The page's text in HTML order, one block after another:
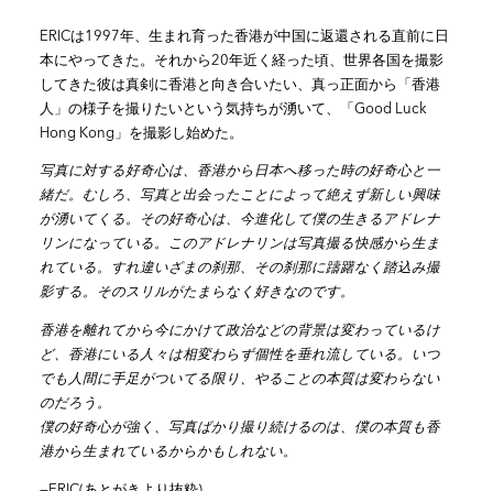
ERICは1997年、生まれ育った香港が中国に返還される直前に日
本にやってきた。それから20年近く経った頃、世界各国を撮影
してきた彼は真剣に香港と向き合いたい、真っ正面から「香港
人」の様子を撮りたいという気持ちが湧いて、「Good Luck
Hong Kong」を撮影し始めた。
写真に対する好奇心は、香港から日本へ移った時の好奇心と一
緒だ。むしろ、写真と出会ったことによって絶えず新しい興味
が湧いてくる。その好奇心は、今進化して僕の生きるアドレナ
リンになっている。このアドレナリンは写真撮る快感から生ま
れている。すれ違いざまの刹那、その刹那に躊躇なく踏込み撮
影する。そのスリルがたまらなく好きなのです。
香港を離れてから今にかけて政治などの背景は変わっているけ
ど、香港にいる人々は相変わらず個性を垂れ流している。いつ
でも人間に手足がついてる限り、やることの本質は変わらない
のだろう。
僕の好奇心が強く、写真ばかり撮り続けるのは、僕の本質も香
港から生まれているからかもしれない。